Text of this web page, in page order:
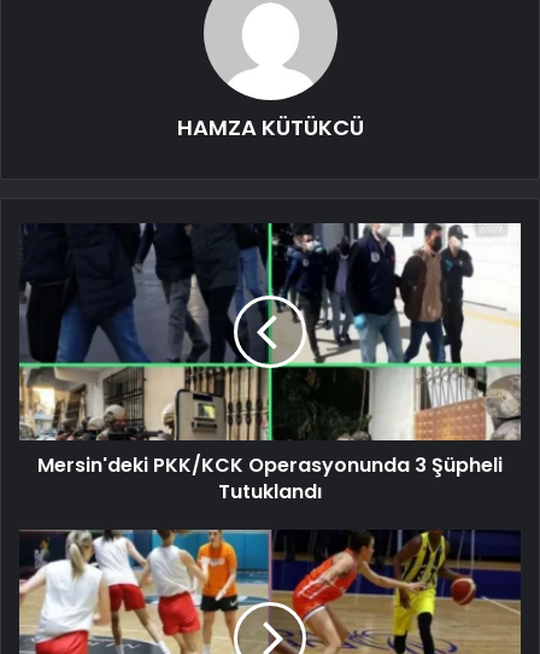
HAMZA KÜTÜKCÜ
Mersin'deki PKK/KCK Operasyonunda 3 Şüpheli
Tutuklandı